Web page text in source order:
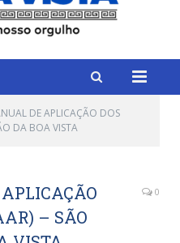
DE APLICAÇÃO DOS
DA BOA VISTA
– SÃO
0